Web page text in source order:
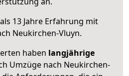
13 Jahre Erfahrung mit
Neukirchen-Vluyn.
haben langjährige
Umzüge nach Neukirchen-